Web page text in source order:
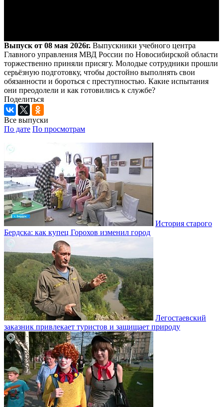
Выпуск от 08 мая 2026г. Выпускники учебного центра
Главного управления МВД России по Новосибирской области
торжественно приняли присягу. Молодые сотрудники прошли
серьёзную подготовку, чтобы достойно выполнять свои
обязанности и бороться с преступностью. Какие испытания
они преодолели и как готовились к службе?
Поделиться
Все выпуски
По дате По просмотрам
История старого
Бердска: как купец Горохов изменил город
Легостаевский
заказник привлекает туристов и защищает природу